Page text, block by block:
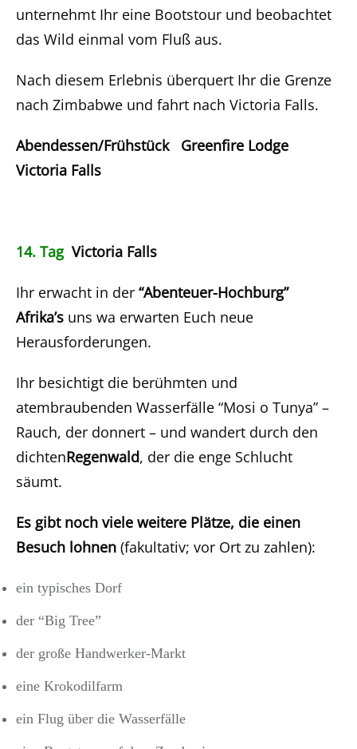
unternehmt Ihr eine Bootstour und beobachtet
das Wild einmal vom Fluß aus.
Nach diesem Erlebnis überquert Ihr die Grenze
nach Zimbabwe und fahrt nach Victoria Falls.
Abendessen/Frühstück Greenfire Lodge
Victoria Falls
14. TagVictoria Falls
Ihr erwacht in der “Abenteuer-Hochburg”
Afrika’s uns wa erwarten Euch neue
Herausforderungen.
Ihr besichtigt die berühmten und
atembraubenden Wasserfälle “Mosi o Tunya” –
Rauch, der donnert – und wandert durch den
dichtenRegenwald, der die enge Schlucht
säumt.
Es gibt noch viele weitere Plätze, die einen
Besuch lohnen (fakultativ; vor Ort zu zahlen):
ein typisches Dorf
der “Big Tree”
der große Handwerker-Markt
eine Krokodilfarm
ein Flug über die Wasserfälle